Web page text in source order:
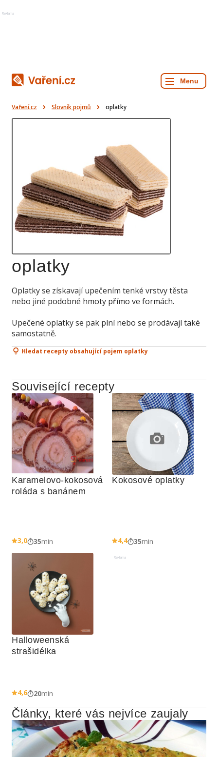
Reklama
Vaření.cz Slovník pojmů oplatky
oplatky
Oplatky se získavají upečením tenké vrstvy těsta
nebo jiné podobné hmoty přímo ve formách.
Upečené oplatky se pak plní nebo se prodávají také
samostatně.
Hledat recepty obsahující pojem oplatky
Související recepty
Karamelovo-kokosová
roláda s banánem
3,0 35min
Kokosové oplatky
4,4 35min
Halloweenská
strašidélka
4,6 20min
Reklama
Články, které vás nejvíce zaujaly